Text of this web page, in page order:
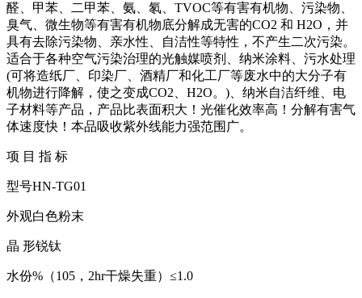
醛、甲苯、二甲苯、氨、氡、TVOC等有害有机物、污染物、
臭气、微生物等有害有机物底分解成无害的CO2 和 H2O，并
具有去除污染物、亲水性、自洁性等特性，不产生二次污染。
适合于各种空气污染治理的光触媒喷剂、纳米涂料、污水处理
(可将造纸厂、印染厂、酒精厂和化工厂等废水中的大分子有
机物进行降解，使之变成CO2、H2O。)、纳米自洁纤维、电
子材料等产品，产品比表面积大！光催化效率高！分解有害气
体速度快！本品吸收紫外线能力强范围广。
项 目 指 标
型号HN-TG01
外观白色粉末
晶 形锐钛
水份%（105，2hr干燥失重）≤1.0